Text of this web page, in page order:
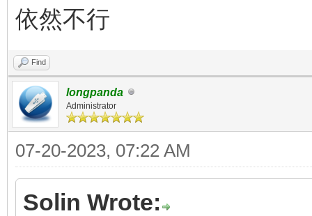
依然不行
Find
longpanda
Administrator
07-20-2023, 07:22 AM
Solin Wrote: